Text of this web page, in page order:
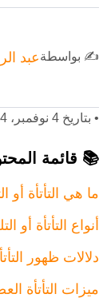
✍️ بواسطةعبد
• بتاريخ 4 نوفمبر، 2024
📚 قائمة
ما هي التأتأة أو
أنواع التأتأة أو
دلالات ظهور
ميزات التأتأة